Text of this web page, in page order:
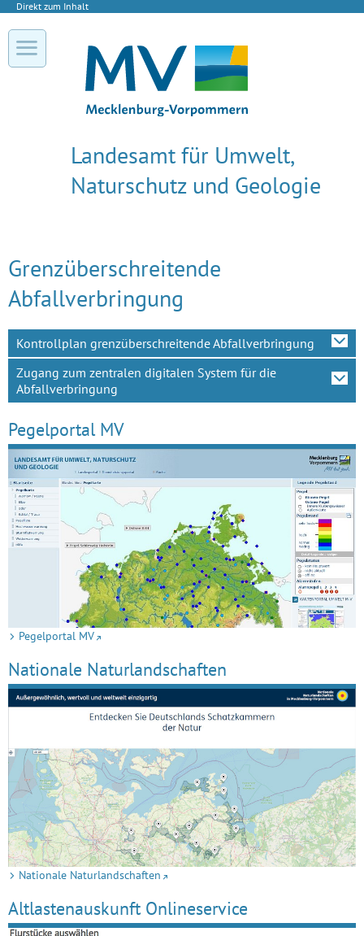
Direkt zum Inhalt
Landesamt für Umwelt,
Naturschutz und Geologie
Grenzüberschreitende
Abfallverbringung
Kontrollplan grenzüberschreitende Abfallverbringung
Zugang zum zentralen digitalen System für die
Abfallverbringung
Pegelportal MV
Pegelportal MV
Nationale Naturlandschaften
Nationale Naturlandschaften
Altlastenauskunft Onlineservice